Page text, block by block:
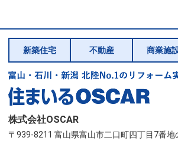
新築住宅 不動産 商業施
株式会社OSCAR
〒939-8211 富山県富山市二口町四丁目7番地